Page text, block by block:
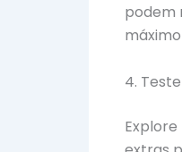
podem
4.